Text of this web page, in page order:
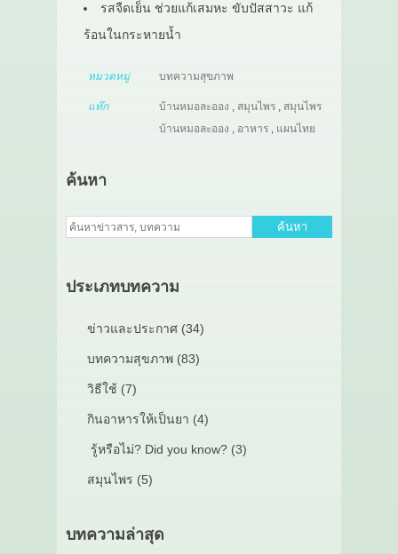
รสจืดเย็น ช่วยแก้เสมหะ ขับปัสสาวะ แก้
ร้อนในกระหายน้ำ
หมวดหมู่ บทความสุขภาพ
แท๊ก บ้านหมอละออง , สมุนไพร , สมุนไพร
บ้านหมอละออง , อาหาร , แผนไทย
ค้นหา
ค้นหา
ประเภทบทความ
ข่าวและประกาศ (34)
บทความสุขภาพ (83)
วิธีใช้ (7)
กินอาหารให้เป็นยา (4)
รู้หรือไม่? Did you know? (3)
สมุนไพร (5)
บทความล่าสุด